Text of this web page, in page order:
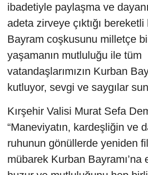
ibadetiyle paylaşma ve
adeta zirveye çıktığı bereketli
Bayram coşkusunu milletçe
yaşamanın mutluluğu ile tüm
vatandaşlarımızın Kurban
kutluyor, sevgi ve saygılar
Kırşehir Valisi Murat Sefa
“Maneviyatın, kardeşliğin ve
ruhunun gönüllerde yeniden
mübarek Kurban Bayramı’na